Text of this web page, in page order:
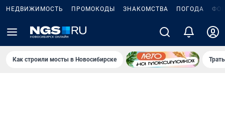
НЕДВИЖИМОСТЬ ПРОМОКОДЫ ЗНАКОМСТВА ПОГОДА
Как строили мосты в Новосибирске